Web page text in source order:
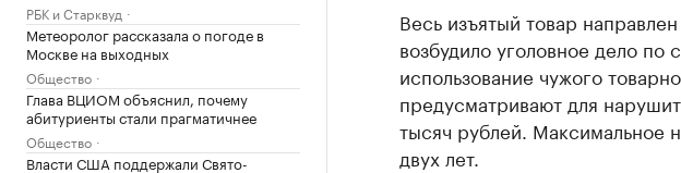
РБК и Старквуд
Метеоролог рассказала о погоде в
Москве на выходных
Общество
Глава ВЦИОМ объяснил, почему
абитуриенты стали прагматичнее
Общество
Власти США поддержали Свято-
Весь изъятый товар
возбудило уголовное дело по
использование чужого
предусматривают для
тысяч рублей. Максимальное
двух лет.